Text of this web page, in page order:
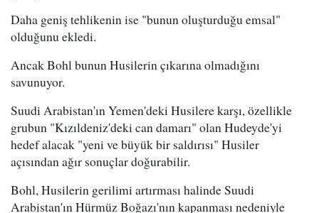
Daha geniş tehlikenin ise "bunun oluşturduğu emsal"
olduğunu ekledi.
Ancak Bohl bunun Husilerin çıkarına olmadığını
savunuyor.
Suudi Arabistan'ın Yemen'deki Husilere karşı, özellikle
grubun "Kızıldeniz'deki can damarı" olan Hudeyde'yi
hedef alacak "yeni ve büyük bir saldırısı" Husiler
açısından ağır sonuçlar doğurabilir.
Bohl, Husilerin gerilimi artırması halinde Suudi
Arabistan'ın Hürmüz Boğazı'nın kapanması nedeniyle